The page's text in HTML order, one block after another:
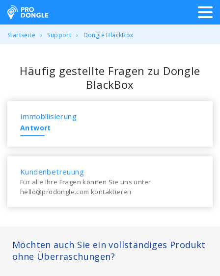
ProDongle Track & Trace
Startseite Support Dongle BlackBox
Häufig gestellte Fragen zu Dongle
BlackBox
Immobilisierung
Antwort
Kundenbetreuung
Für alle Ihre Fragen können Sie uns unter
hello@prodongle.com kontaktieren
Möchten auch Sie ein vollständiges Produkt
ohne Überraschungen?